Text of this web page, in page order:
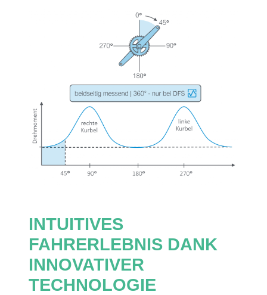
INTUITIVES
FAHRERLEBNIS DANK
INNOVATIVER
TECHNOLOGIE